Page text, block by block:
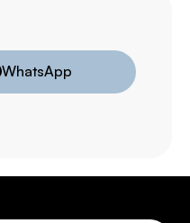
WhatsApp